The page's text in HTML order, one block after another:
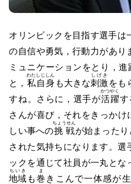
オリンピックを目指す選手は
の自信や勇気，行動力があり
ミュニケーションをとり，進
と， 私自身
わたしじしん
も大きな刺激
しげき
をも
すね。さらに，選手が活躍
かつやく
す
さんが喜び，それをきっかけ
しい事への挑戦
ちょうせん
が始まった
された気持ちになります。選
ックを通じて社員が一丸とな
地域
ちいき
も巻
ま
きこんで一体感が